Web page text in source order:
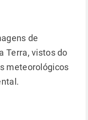
de
Terra, vistos do
meteorológicos